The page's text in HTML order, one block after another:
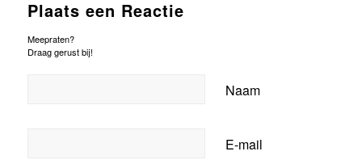
Plaats een Reactie
Meepraten?
Draag gerust bij!
Naam
E-mail